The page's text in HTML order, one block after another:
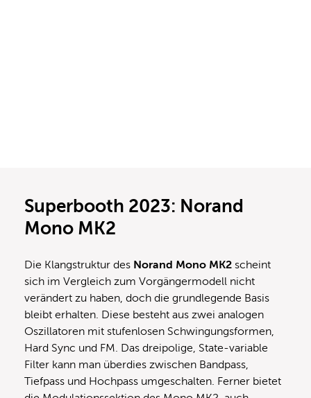
Superbooth 2023: Norand
Mono MK2
Die Klangstruktur des Norand Mono MK2 scheint
sich im Vergleich zum Vorgängermodell nicht
verändert zu haben, doch die grundlegende Basis
bleibt erhalten. Diese besteht aus zwei analogen
Oszillatoren mit stufenlosen Schwingungsformen,
Hard Sync und FM. Das dreipolige, State-variable
Filter kann man überdies zwischen Bandpass,
Tiefpass und Hochpass umgeschalten. Ferner bietet